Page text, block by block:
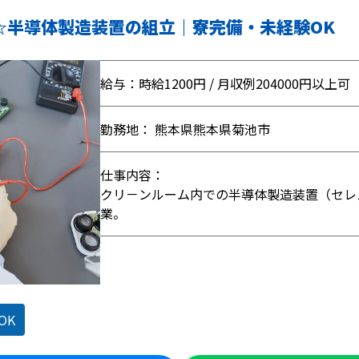
導体製造装置の組立｜寮完備・未経験OK
給与：時給1200円 / 月収例204000円以上可
勤務地： 熊本県熊本県菊池市
仕事内容：
クリ－ンルーム内での半導体製造装置（セ
業。